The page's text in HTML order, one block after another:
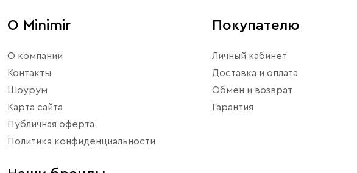
О Minimir
О компании
Контакты
Шоурум
Карта сайта
Публичная оферта
Политика конфиденциальности
Покупателю
Личный кабинет
Доставка и оплата
Обмен и возврат
Гарантия